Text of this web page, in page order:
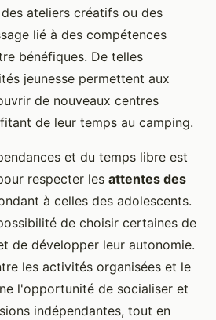
ateliers créatifs ou des
lié à des compétences
bénéfiques. De telles
jeunesse permettent aux
de nouveaux centres
de leur temps au camping.
et du temps libre est
respecter les attentes des
à celles des adolescents.
de choisir certaines de
de développer leur autonomie.
les activités organisées et le
l'opportunité de socialiser et
indépendantes, tout en